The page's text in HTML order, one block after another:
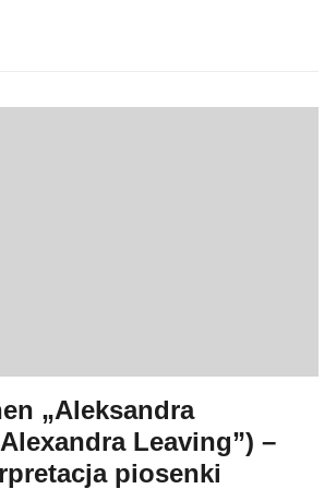
„Aleksandra
Leaving”) –
piosenki